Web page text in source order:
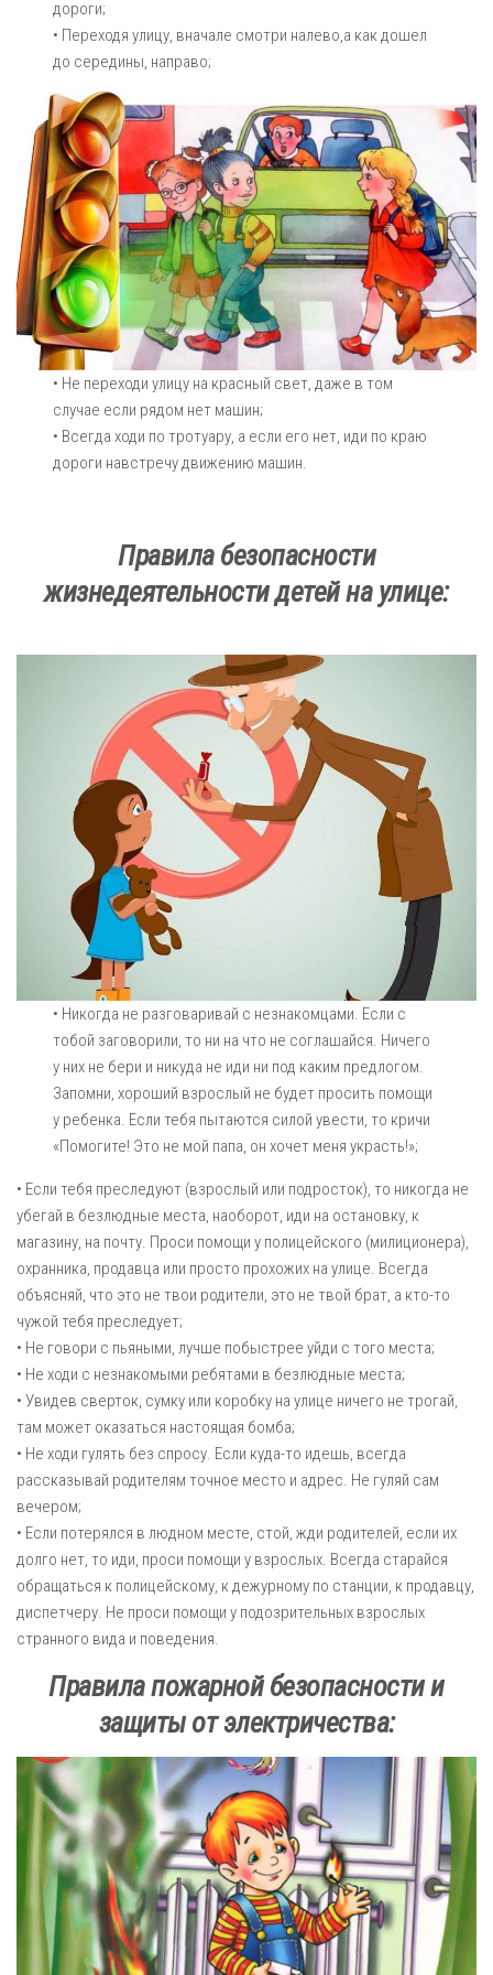
дороги;
• Переходя улицу, вначале смотри налево,а как дошел
до середины, направо;
• Не переходи улицу на красный свет, даже в том
случае если рядом нет машин;
• Всегда ходи по тротуару, а если его нет, иди по краю
дороги навстречу движению машин.
Правила безопасности
жизнедеятельности детей на улице:
• Никогда не разговаривай с незнакомцами. Если с
тобой заговорили, то ни на что не соглашайся. Ничего
у них не бери и никуда не иди ни под каким предлогом.
Запомни, хороший взрослый не будет просить помощи
у ребенка. Если тебя пытаются силой увести, то кричи
«Помогите! Это не мой папа, он хочет меня украсть!»;
• Если тебя преследуют (взрослый или подросток), то никогда не
убегай в безлюдные места, наоборот, иди на остановку, к
магазину, на почту. Проси помощи у полицейского (милиционера),
охранника, продавца или просто прохожих на улице. Всегда
объясняй, что это не твои родители, это не твой брат, а кто-то
чужой тебя преследует;
• Не говори с пьяными, лучше побыстрее уйди с того места;
• Не ходи с незнакомыми ребятами в безлюдные места;
• Увидев сверток, сумку или коробку на улице ничего не трогай,
там может оказаться настоящая бомба;
• Не ходи гулять без спросу. Если куда-то идешь, всегда
рассказывай родителям точное место и адрес. Не гуляй сам
вечером;
• Если потерялся в людном месте, стой, жди родителей, если их
долго нет, то иди, проси помощи у взрослых. Всегда старайся
обращаться к полицейскому, к дежурному по станции, к продавцу,
диспетчеру. Не проси помощи у подозрительных взрослых
странного вида и поведения.
Правила пожарной безопасности и
защиты от электричества: